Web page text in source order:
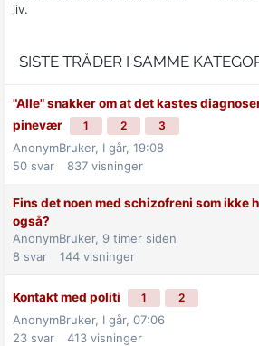
liv.
SISTE TRÅDER I SAMME
"Alle" snakker om at det kastes
pinevær
1 2 3
AnonymBruker, I går, 19:08
50 svar 837 visninger
Fins det noen med schizofreni som ikke
også?
AnonymBruker, 9 timer siden
8 svar 144 visninger
Kontakt med politi 1 2
AnonymBruker, I går, 07:06
23 svar 413 visninger